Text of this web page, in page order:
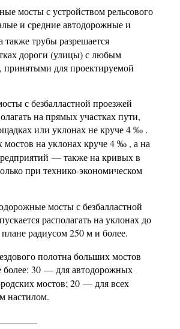
мосты с устройством рельсового
и средние автодорожные и
также трубы разрешается
дороги (улицы) с любым
для проектируемой
с безбалластной проезжей
на прямых участках пути,
или уклонах не круче 4 ‰ .
на уклонах круче 4 ‰ , а на
— также на кривых в
при технико-экономическом
мосты с безбалластной
располагать на уклонах до
радиусом 250 м и более.
полотна больших мостов
более: 30 — для автодорожных
мостов; 20 — для всех
настилом.